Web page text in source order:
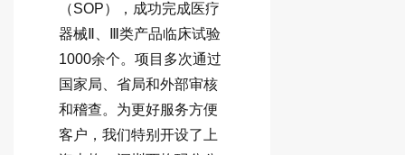
（SOP），成功完成医疗
器械Ⅱ、Ⅲ类产品临床试验
1000余个。项目多次通过
国家局、省局和外部审核
和稽查。为更好服务方便
客户，我们特别开设了上